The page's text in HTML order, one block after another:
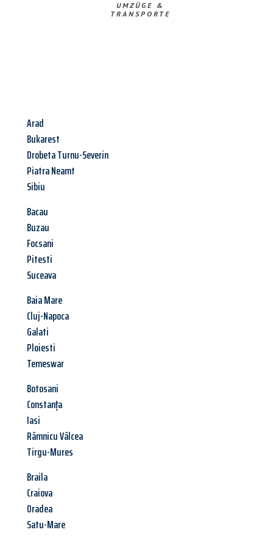
UMZÜGE &
TRANSPORTE
Arad
Bukarest
Drobeta Turnu-Severin
Piatra Neamt
Sibiu
Bacau
Buzau
Focsani
Pitesti
Suceava
Baia Mare
Cluj-Napoca
Galati
Ploiesti
Temeswar
Botosani
Constanța
Iasi
Râmnicu Vâlcea
Tirgu-Mures
Braila
Craiova
Oradea
Satu-Mare